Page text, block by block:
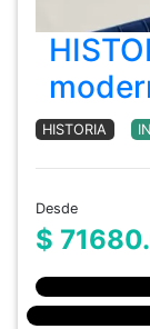
HISTORIA
Desde
$